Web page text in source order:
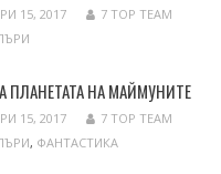
15, 2017
7 TOP TEAM
ПЛАНЕТАТА НА МАЙМУНИТЕ
15, 2017
7 TOP TEAM
, ФАНТАСТИКА